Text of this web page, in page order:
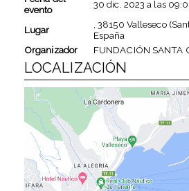
evento
30 dic. 2023 a las
Lugar
, 38150 Valleseco
España
Organizador
FUNDACIÓN SANTA
LOCALIZACIÓN